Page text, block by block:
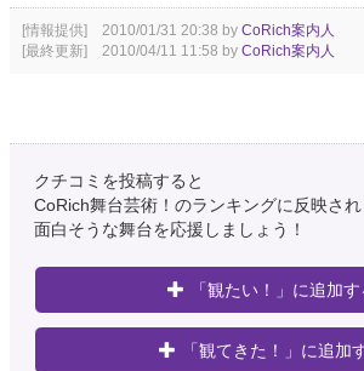
[情報提供] 2010/01/31 20:38 by CoRich案内人
[最終更新] 2010/04/11 11:58 by CoRich案内人
クチコミを投稿すると
CoRich舞台芸術！のランキングに反映され
面白そうな舞台を応援しましょう！
「観たい！」に追加す
「観てきた！」に追加